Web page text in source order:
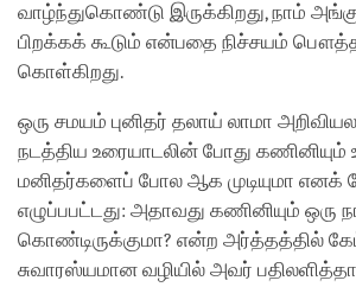
வாழ்ந்துகொண்டு இருக்கிறது, நாம்
பிறக்கக் கூடும் என்பதை நிச்சயம்
கொள்கிறது.
ஒரு சமயம் புனிதர் தலாய் லாமா
நடத்திய உரையாடலின் போது
மனிதர்களைப் போல ஆக முடியுமா எனக்
எழுப்பபட்டது: அதாவது கணினியும்
கொண்டிருக்குமா? என்ற அர்த்தத்தில்
சுவாரஸ்யமான வழியில் அவர்